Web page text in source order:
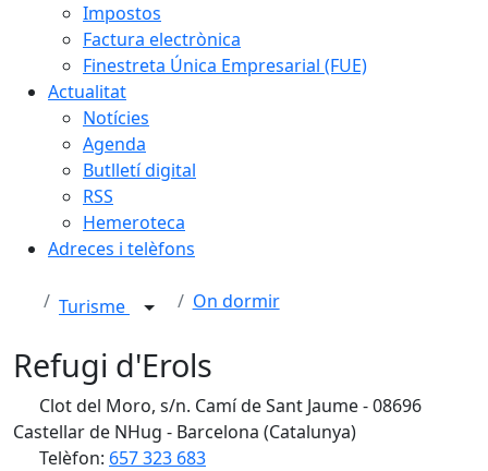
Impostos
Factura electrònica
Finestreta Única Empresarial (FUE)
Actualitat
Notícies
Agenda
Butlletí digital
RSS
Hemeroteca
Adreces i telèfons
Turisme On dormir
Refugi d'Erols
Clot del Moro, s/n. Camí de Sant Jaume - 08696
Castellar de NHug - Barcelona (Catalunya)
Telèfon: 657 323 683